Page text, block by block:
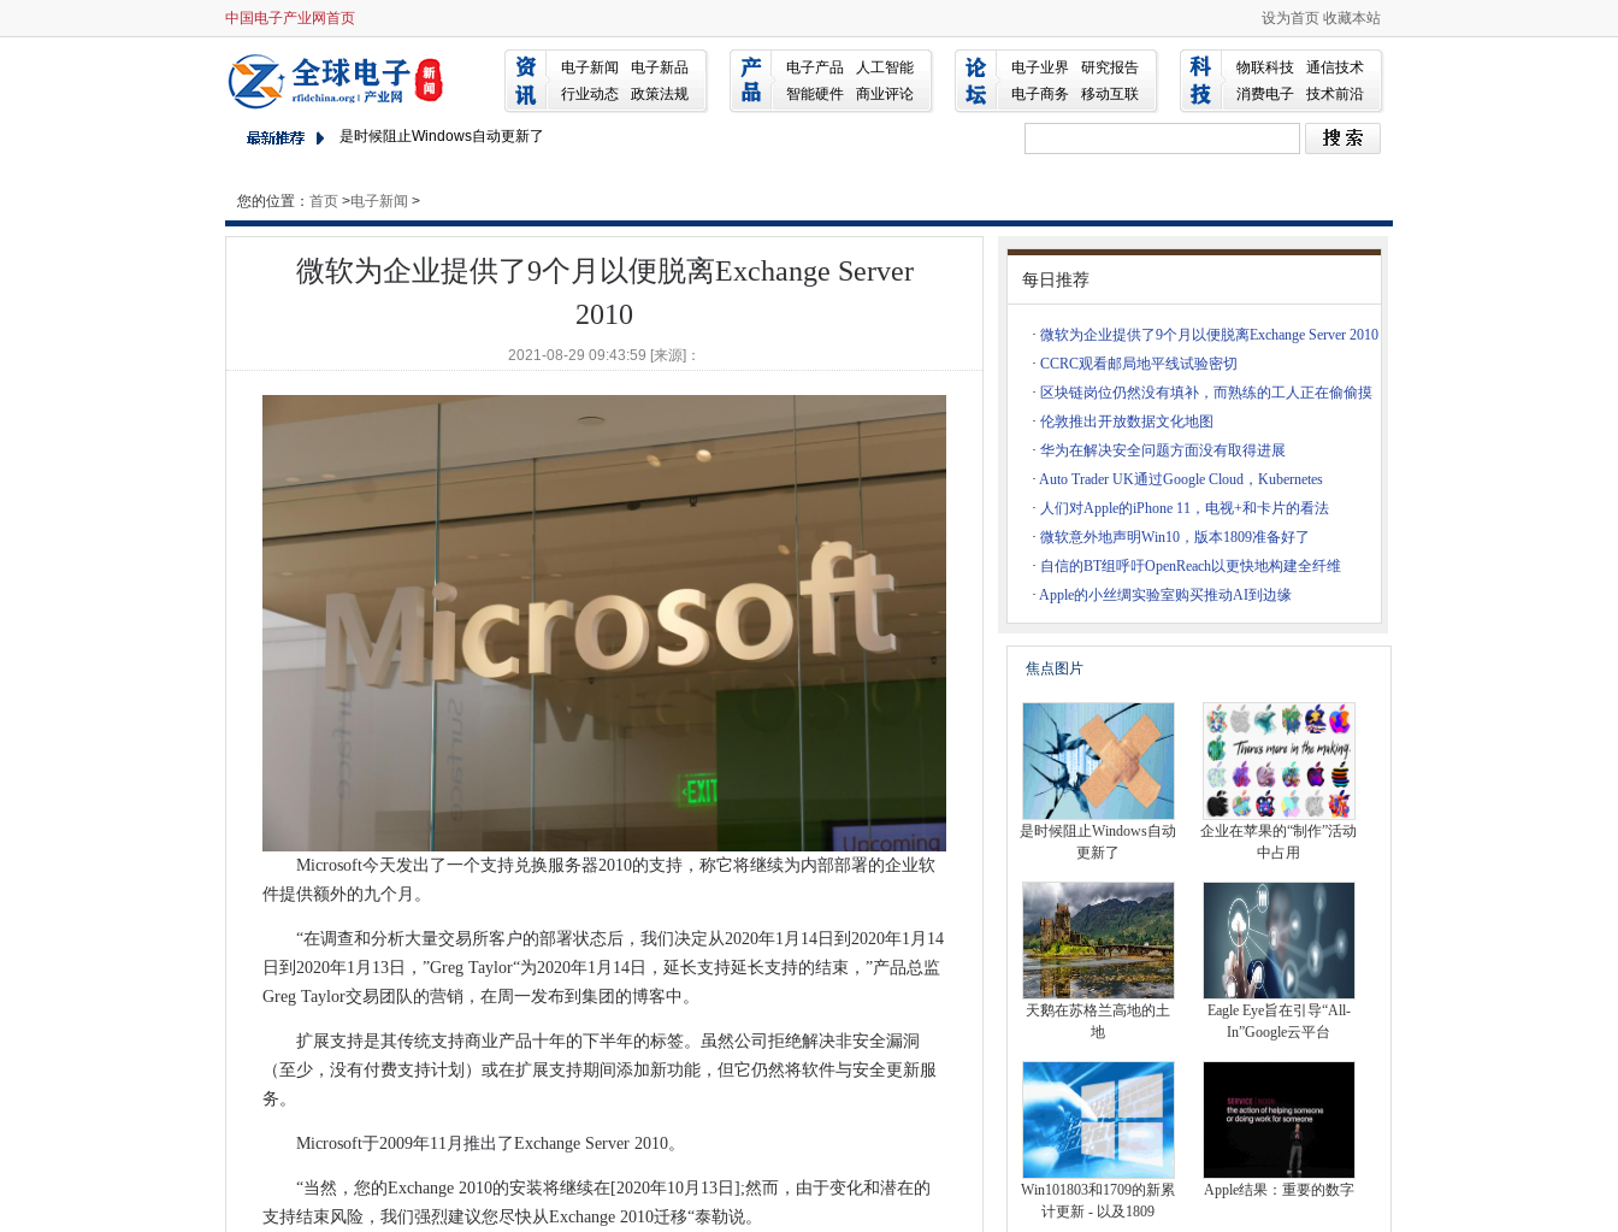
中国电子产业网首页 设为首页 收藏本站
电子新闻
电子新品
行业动态
政策法规
电子产品
人工智能
智能硬件
商业评论
电子业界
研究报告
电子商务
移动互联
物联科技
通信技术
消费电子
技术前沿
微软为企业提供了9个月以便脱离Exchange Server 2010
7个区块的错误以及如何避免它们
女性更具工作自动化风险
Spyware Targets WhatsApp用户
区块链岗位仍然没有填补，而熟练的工人正在偷偷摸摸
FootaSylum介绍了人工智能，以推动客户为中心
伦敦推出开放数据文化地图
Mozilla责备“联锁复杂系统”和Firefox可能附加中断的混乱
您需要了解Apple的1亿美元英特尔5G调制解调器投资
Eagle Eye旨在引导“All-In”Google云平台迁移
华为在解决安全问题方面没有取得进展
谷歌抨击公共云竞争对手的“误解”开源社区
80万购物商现在支持Apple Business Chat
Win101803和1709的新累计更新 - 以及1809年的味道可能是正确的
Auto Trader UK通过Google Cloud，Kubernetes和Istio采用削减IT资源使用
数据作为自动化云数据平台作为Automatrix
政府在教育技术战略中投资10万英镑
人们对Apple的iPhone 11，电视+和卡片的看法
关于Android升级的警告在2019年的一句话
马来西亚获得第一个Ai Park
Google Delays Hoogouts Guite客户的迁移截止日期
微软意外地声明Win10，版本1809准备好了
Lexipol如何将100 VM从VMware迁移到Nutanix
GDPR有机会改进数据系统和流程
Microsoft为攻击提供了紧急补丁，即
自信的BT组呼吁OpenReach以更快地构建全纤维
Apple的小丝绸实验室购买推动AI到边缘
微软在Windows 10 1809上扔进毛巾
您的位置： 首页 >电子新闻 >
微软为企业提供了9个月以便脱离Exchange Server
2010
2021-08-29 09:43:59 [来源]：
Microsoft今天发出了一个支持兑换服务器2010的支持，称它将继续为内部部署的企业软
件提供额外的九个月。
“在调查和分析大量交易所客户的部署状态后，我们决定从2020年1月14日到2020年1月14
日到2020年1月13日，”Greg Taylor“为2020年1月14日，延长支持延长支持的结束，”产品总监
Greg Taylor交易团队的营销，在周一发布到集团的博客中。
扩展支持是其传统支持商业产品十年的下半年的标签。虽然公司拒绝解决非安全漏洞
（至少，没有付费支持计划）或在扩展支持期间添加新功能，但它仍然将软件与安全更新服
务。
Microsoft于2009年11月推出了Exchange Server 2010。
“当然，您的Exchange 2010的安装将继续在[2020年10月13日];然而，由于变化和潜在的
支持结束风险，我们强烈建议您尽快从Exchange 2010迁移“泰勒说。
每日推荐
· 微软为企业提供了9个月以便脱离Exchange Server 2010
· CCRC观看邮局地平线试验密切
· 区块链岗位仍然没有填补，而熟练的工人正在偷偷摸
· 伦敦推出开放数据文化地图
· 华为在解决安全问题方面没有取得进展
· Auto Trader UK通过Google Cloud，Kubernetes
· 人们对Apple的iPhone 11，电视+和卡片的看法
· 微软意外地声明Win10，版本1809准备好了
· 自信的BT组呼吁OpenReach以更快地构建全纤维
· Apple的小丝绸实验室购买推动AI到边缘
焦点图片
是时候阻止Windows自动
更新了
企业在苹果的“制作”活动
中占用
天鹅在苏格兰高地的土
地
Eagle Eye旨在引导“All-
In”Google云平台
Win101803和1709的新累
计更新 - 以及1809
Apple结果：重要的数字